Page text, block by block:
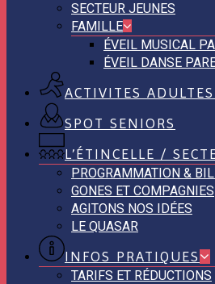
SECTEUR JEUNES
FAMILLE
ÉVEIL MUSICAL
ÉVEIL DANSE
ACTIVITES
SPOT SENIORS
L’ÉTINCELLE /
PROGRAMMATION &
GONES ET COMPAGNIES
AGITONS NOS IDÉES
LE QUASAR
INFOS PRATIQUES
TARIFS ET RÉDUCTIONS